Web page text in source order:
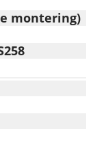
montering)